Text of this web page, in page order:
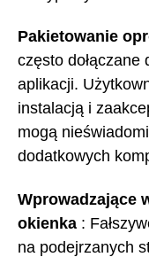
Pakietowanie
często
aplikacji.
instalacją i
mogą
dodatkowych
Wprowadzające
okienka :
na podejrzanych